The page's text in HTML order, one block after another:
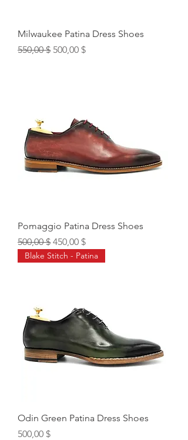
Milwaukee Patina Dress Shoes
Обычная цена
550,00 $ Цена со скидкой
500,00 $
Pomaggio Patina Dress Shoes
Обычная цена
500,00 $ Цена со скидкой
450,00 $
Blake Stitch - Patina
Odin Green Patina Dress Shoes
Цена
500,00 $